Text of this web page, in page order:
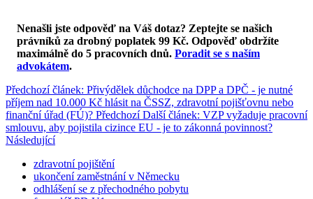
Nenašli jste odpověď na Váš dotaz? Zeptejte se našich
právníků za drobný poplatek 99 Kč. Odpověď obdržíte
maximálně do 5 pracovních dnů. Poradit se s naším
advokátem.
Předchozí článek: Přivýdělek důchodce na DPP a DPČ - je nutné
příjem nad 10.000 Kč hlásit na ČSSZ, zdravotní pojišťovnu nebo
finanční úřad (FÚ)? Předchozí Další článek: VZP vyžaduje pracovní
smlouvu, aby pojistila cizince EU - je to zákonná povinnost?
Následující
zdravotní pojištění
ukončení zaměstnání v Německu
odhlášení se z přechodného pobytu